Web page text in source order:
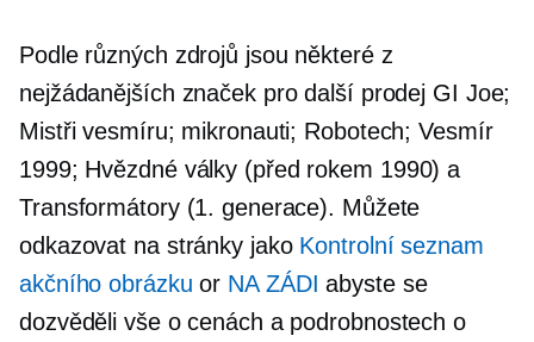
Podle různých zdrojů jsou některé z
nejžádanějších značek pro další prodej GI Joe;
Mistři vesmíru; mikronauti; Robotech; Vesmír
1999; Hvězdné války (před rokem 1990) a
Transformátory (1. generace). Můžete
odkazovat na stránky jako Kontrolní seznam
akčního obrázku or NA ZÁDI abyste se
dozvěděli vše o cenách a podrobnostech o